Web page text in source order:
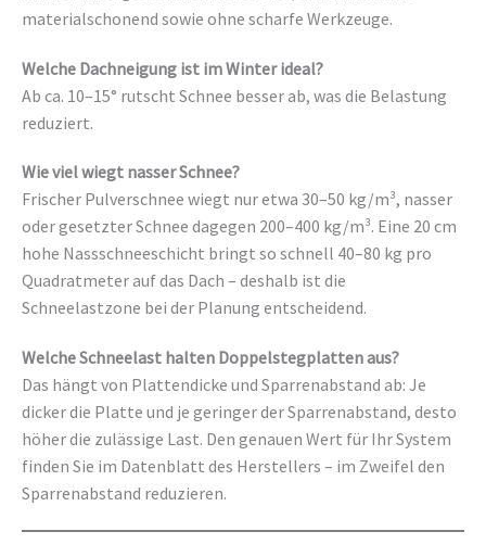
materialschonend sowie ohne scharfe Werkzeuge.
Welche Dachneigung ist im Winter ideal?
Ab ca. 10–15° rutscht Schnee besser ab, was die Belastung
reduziert.
Wie viel wiegt nasser Schnee?
Frischer Pulverschnee wiegt nur etwa 30–50 kg/m³, nasser
oder gesetzter Schnee dagegen 200–400 kg/m³. Eine 20 cm
hohe Nassschneeschicht bringt so schnell 40–80 kg pro
Quadratmeter auf das Dach – deshalb ist die
Schneelastzone bei der Planung entscheidend.
Welche Schneelast halten Doppelstegplatten aus?
Das hängt von Plattendicke und Sparrenabstand ab: Je
dicker die Platte und je geringer der Sparrenabstand, desto
höher die zulässige Last. Den genauen Wert für Ihr System
finden Sie im Datenblatt des Herstellers – im Zweifel den
Sparrenabstand reduzieren.